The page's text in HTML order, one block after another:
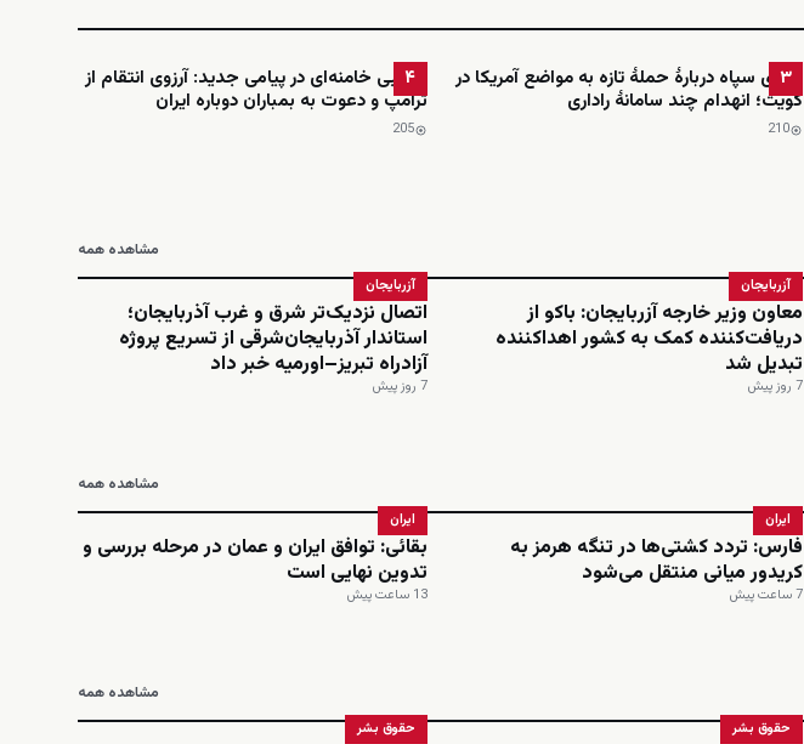
۳
ادعای سپاه دربارهٔ حملهٔ تازه به مواضع آمریکا در
کویت؛ انهدام چند سامانهٔ راداری
210
۴
مجتبی خامنه‌ای در پیامی جدید: آرزوی انتقام از
ترامپ و دعوت به بمباران دوباره ایران
205
مشاهده همه
آزربایجان
معاون وزیر خارجه آزربایجان: باکو از
دریافت‌کننده کمک به کشور اهداکننده
تبدیل شد
7 روز پیش
آزربایجان
اتصال نزدیک‌تر شرق و غرب آذربایجان؛
استاندار آذربایجان‌شرقی از تسریع پروژه
آزادراه تبریز–اورمیه خبر داد
7 روز پیش
مشاهده همه
ایران
فارس: تردد کشتی‌ها در تنگه هرمز به
کریدور میانی منتقل می‌شود
7 ساعت پیش
ایران
بقائی: توافق ایران و عمان در مرحله بررسی و
تدوین نهایی است
13 ساعت پیش
مشاهده همه
حقوق بشر حقوق بشر